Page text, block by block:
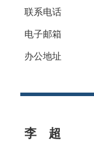
联系电话
电子邮箱
办公地址
李 超